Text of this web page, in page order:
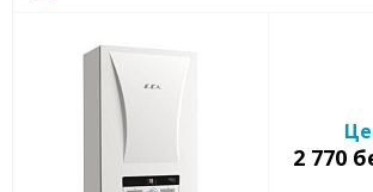
2 770